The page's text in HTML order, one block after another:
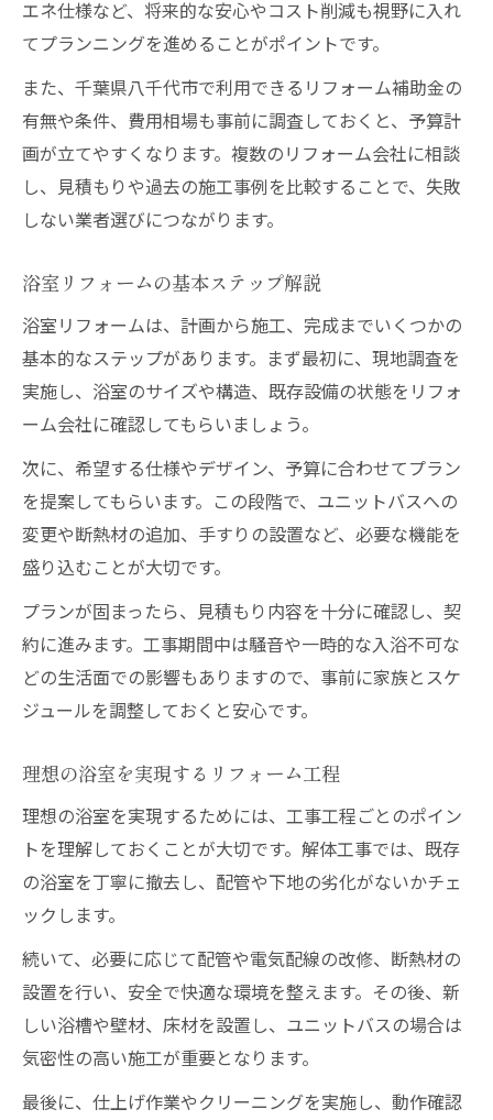
エネ仕様など、将来的な安心やコスト削減も視野に入れ
てプランニングを進めることがポイントです。
また、千葉県八千代市で利用できるリフォーム補助金の
有無や条件、費用相場も事前に調査しておくと、予算計
画が立てやすくなります。複数のリフォーム会社に相談
し、見積もりや過去の施工事例を比較することで、失敗
しない業者選びにつながります。
浴室リフォームの基本ステップ解説
浴室リフォームは、計画から施工、完成までいくつかの
基本的なステップがあります。まず最初に、現地調査を
実施し、浴室のサイズや構造、既存設備の状態をリフォ
ーム会社に確認してもらいましょう。
次に、希望する仕様やデザイン、予算に合わせてプラン
を提案してもらいます。この段階で、ユニットバスへの
変更や断熱材の追加、手すりの設置など、必要な機能を
盛り込むことが大切です。
プランが固まったら、見積もり内容を十分に確認し、契
約に進みます。工事期間中は騒音や一時的な入浴不可な
どの生活面での影響もありますので、事前に家族とスケ
ジュールを調整しておくと安心です。
理想の浴室を実現するリフォーム工程
理想の浴室を実現するためには、工事工程ごとのポイン
トを理解しておくことが大切です。解体工事では、既存
の浴室を丁寧に撤去し、配管や下地の劣化がないかチェ
ックします。
続いて、必要に応じて配管や電気配線の改修、断熱材の
設置を行い、安全で快適な環境を整えます。その後、新
しい浴槽や壁材、床材を設置し、ユニットバスの場合は
気密性の高い施工が重要となります。
最後に、仕上げ作業やクリーニングを実施し、動作確認